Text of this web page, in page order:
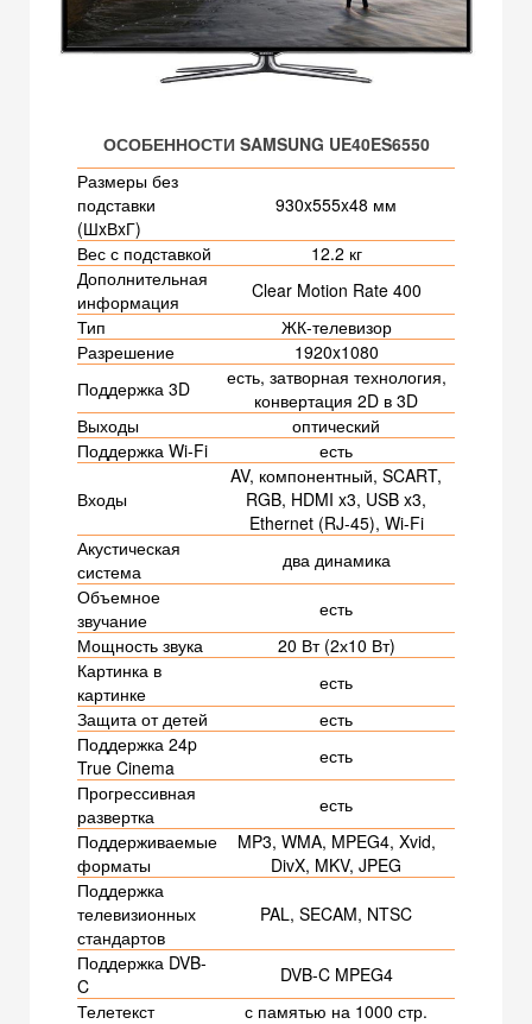
ОСОБЕННОСТИ SAMSUNG UE40ES6550
Размеры без
подставки
(ШxВxГ)
930x555x48 мм
Вес с подставкой
12.2 кг
Дополнительная
информация
Clear Motion Rate 400
Тип
ЖК-телевизор
Разрешение
1920x1080
Поддержка 3D
есть, затворная технология,
конвертация 2D в 3D
Выходы
оптический
Поддержка Wi-Fi
есть
Входы
AV, компонентный, SCART,
RGB, HDMI x3, USB x3,
Ethernet (RJ-45), Wi-Fi
Акустическая
система
два динамика
Объемное
звучание
есть
Мощность звука
20 Вт (2х10 Вт)
Картинка в
картинке
есть
Защита от детей
есть
Поддержка 24p
True Cinema
есть
Прогрессивная
развертка
есть
Поддерживаемые
форматы
MP3, WMA, MPEG4, Xvid,
DivX, MKV, JPEG
Поддержка
телевизионных
стандартов
PAL, SECAM, NTSC
Поддержка DVB-
C
DVB-C MPEG4
Телетекст
с памятью на 1000 стр.